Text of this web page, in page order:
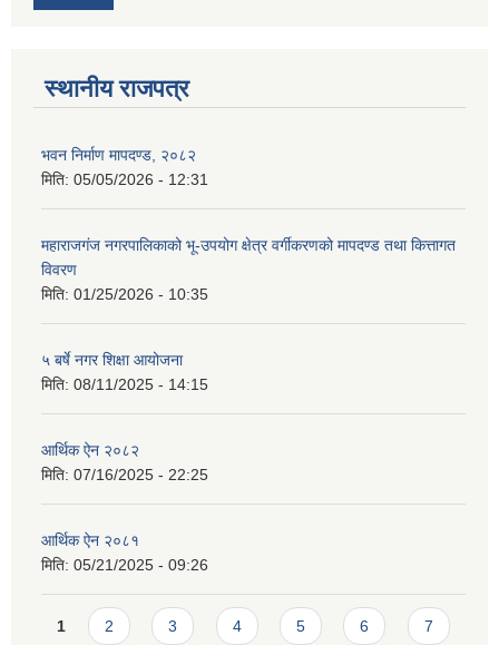
स्थानीय राजपत्र
भवन निर्माण मापदण्ड, २०८२
मिति: 05/05/2026 - 12:31
महाराजगंज नगरपालिकाको भू-उपयोग क्षेत्र वर्गीकरणको मापदण्ड तथा कित्तागत
विवरण
मिति: 01/25/2026 - 10:35
५ बर्षे नगर शिक्षा आयोजना
मिति: 08/11/2025 - 14:15
आर्थिक ऐन २०८२
मिति: 07/16/2025 - 22:25
आर्थिक ऐन २०८१
मिति: 05/21/2025 - 09:26
Pages
1 2 3 4 5 6 7